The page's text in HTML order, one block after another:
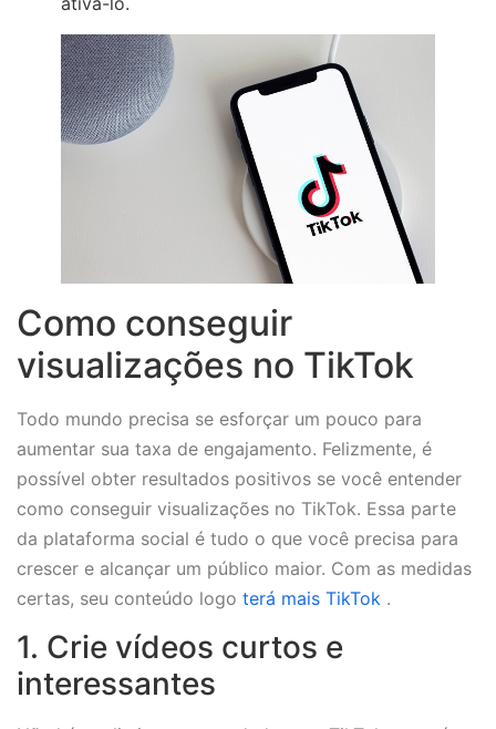
Como conseguir
visualizações no TikTok
Todo mundo precisa se esforçar um pouco para
aumentar sua taxa de engajamento. Felizmente, é
possível obter resultados positivos se você entender
como conseguir visualizações no TikTok. Essa parte
da plataforma social é tudo o que você precisa para
crescer e alcançar um público maior. Com as medidas
certas, seu conteúdo logo terá mais TikTok .
1. Crie vídeos curtos e
interessantes